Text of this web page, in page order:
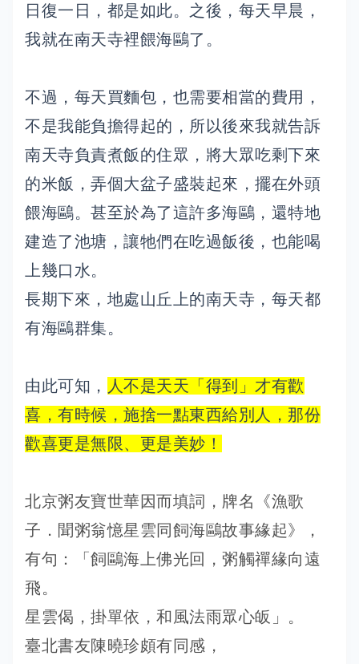
日復一日，都是如此。之後，每天早晨，
我就在南天寺裡餵海鷗了。
不過，每天買麵包，也需要相當的費用，
不是我能負擔得起的，所以後來我就告訴
南天寺負責煮飯的住眾，將大眾吃剩下來
的米飯，弄個大盆子盛裝起來，擺在外頭
餵海鷗。甚至於為了這許多海鷗，還特地
建造了池塘，讓牠們在吃過飯後，也能喝
上幾口水。
長期下來，地處山丘上的南天寺，每天都
有海鷗群集。
由此可知， 人不是天天「得到」才有歡
喜，有時候，施捨一點東西給別人，那份
歡喜更是無限、更是美妙！
北京粥友寶世華因而填詞，牌名《漁歌
子．聞粥翁憶星雲同飼海鷗故事緣起》，
有句：「飼鷗海上佛光回，粥觸禪緣向遠
飛。
星雲偈，掛單依，和風法雨眾心皈」。
臺北書友陳曉珍頗有同感，